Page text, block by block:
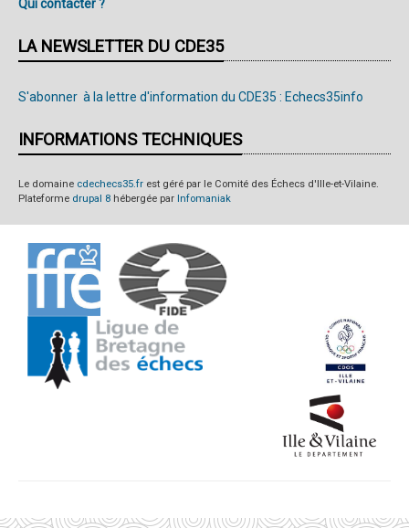
Qui contacter ?
LA NEWSLETTER DU CDE35
S'abonner à la lettre d'information du CDE35 : Echecs35info
INFORMATIONS TECHNIQUES
Le domaine cdechecs35.fr est géré par le Comité des Échecs d'Ille-et-Vilaine.
Plateforme drupal 8 hébergée par Infomaniak